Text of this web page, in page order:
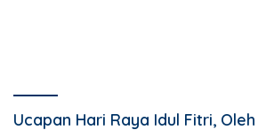
Ucapan Hari Raya Idul Fitri,